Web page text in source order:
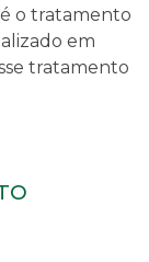
o tratamento
em
tratamento